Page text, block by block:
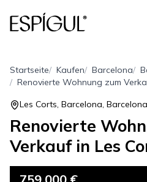
Startseite Kaufen Barcelona
Renovierte Wohnung zum
Les Corts, Barcelona, Barcelona
Renovierte
Verkauf in Les